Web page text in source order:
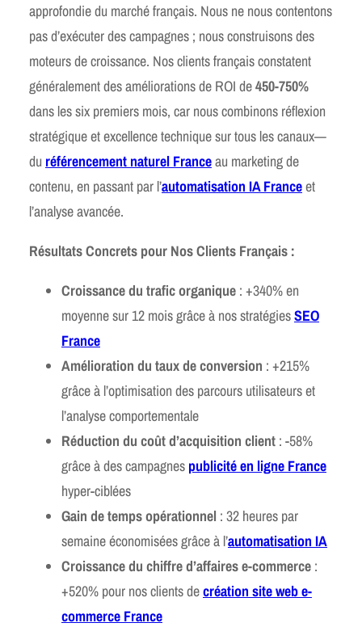
approfondie du marché français. Nous ne nous contentons
pas d’exécuter des campagnes ; nous construisons des
moteurs de croissance. Nos clients français constatent
généralement des améliorations de ROI de450-750%
dans les six premiers mois, car nous combinons réflexion
stratégique et excellence technique sur tous les canaux—
du référencement naturel Franceau marketing de
contenu, en passant par l’automatisation IA Franceet
l’analyse avancée.
Résultats Concrets pour Nos Clients Français :
Croissance du trafic organique : +340% en
moyenne sur 12 mois grâce à nos stratégiesSEO
France
Amélioration du taux de conversion : +215%
grâce à l’optimisation des parcours utilisateurs et
l’analyse comportementale
Réduction du coût d’acquisition client : -58%
grâce à des campagnes publicité en ligne France
hyper-ciblées
Gain de temps opérationnel : 32 heures par
semaine économisées grâce à l’automatisation IA
Croissance du chiffre d’affaires e-commerce :
+520% pour nos clients decréation site web e-
commerce France